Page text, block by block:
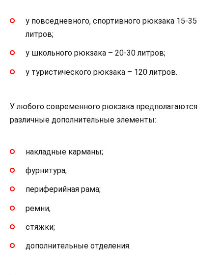
у повседневного, спортивного рюкзака 15-35
литров;
у школьного рюкзака – 20-30 литров;
у туристического рюкзака – 120 литров.
У любого современного рюкзака предполагаются
различные дополнительные элементы:
накладные карманы;
фурнитура;
периферийная рама;
ремни;
стяжки;
дополнительные отделения.